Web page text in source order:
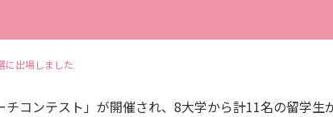
別表第1・第2 様
に出場しました
コンテスト」が開催され、8大学から計11名の留学生